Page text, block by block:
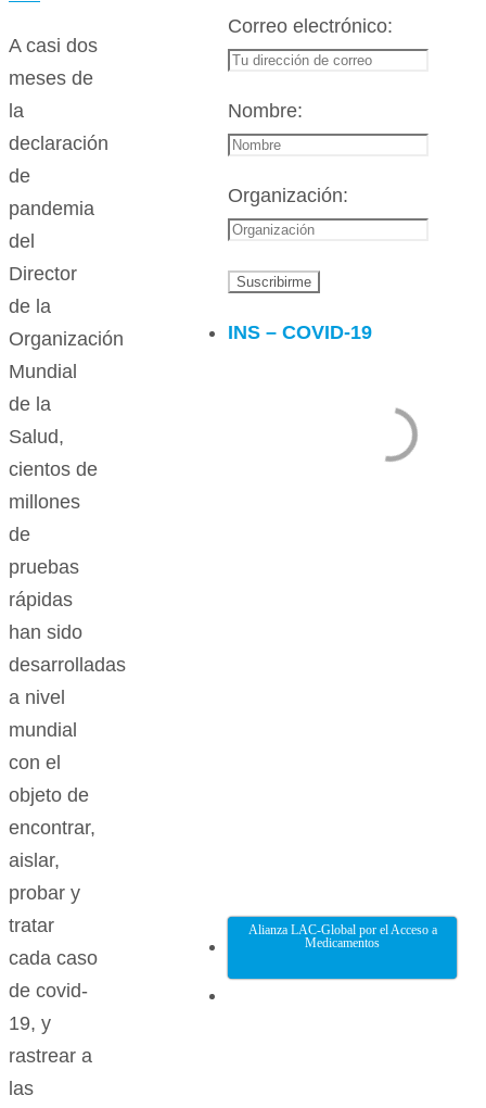
A casi dos
meses de
la
declaración
de
pandemia
del
Director
de la
Organización
Mundial
de la
Salud,
cientos de
millones
de
pruebas
rápidas
han sido
desarrolladas
a nivel
mundial
con el
objeto de
encontrar,
aislar,
probar y
tratar
cada caso
de covid-
19, y
rastrear a
las
Correo electrónico:
Nombre:
Organización:
INS – COVID-19
Alianza LAC-Global por el Acceso a
Medicamentos